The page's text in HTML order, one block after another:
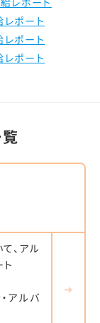
ポート
ポート
ポート
、アル
アルバ